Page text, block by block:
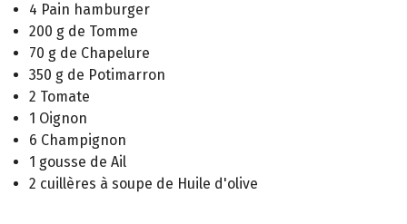
4 Pain hamburger
200 g de Tomme
70 g de Chapelure
350 g de Potimarron
2 Tomate
1 Oignon
6 Champignon
1 gousse de Ail
2 cuillères à soupe de Huile d'olive